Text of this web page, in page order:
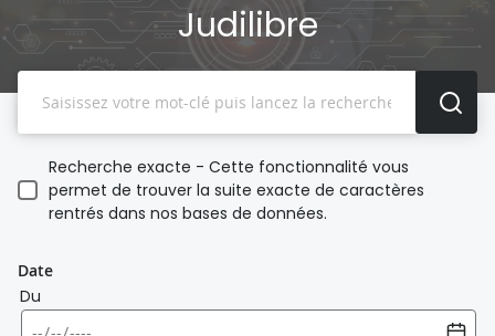
Judilibre
Recherche exacte - Cette fonctionnalité vous
permet de trouver la suite exacte de caractères
rentrés dans nos bases de données.
Date
Du